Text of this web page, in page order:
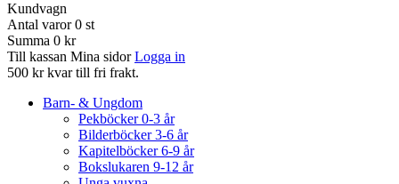
Kundvagn
Antal varor 0 st
Summa 0 kr
Till kassan Mina sidor Logga in
500 kr kvar till fri frakt.
Barn- & Ungdom
Pekböcker 0-3 år
Bilderböcker 3-6 år
Kapitelböcker 6-9 år
Bokslukaren 9-12 år